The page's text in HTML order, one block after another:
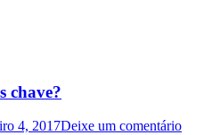
chave?
4, 2017Deixe um comentário